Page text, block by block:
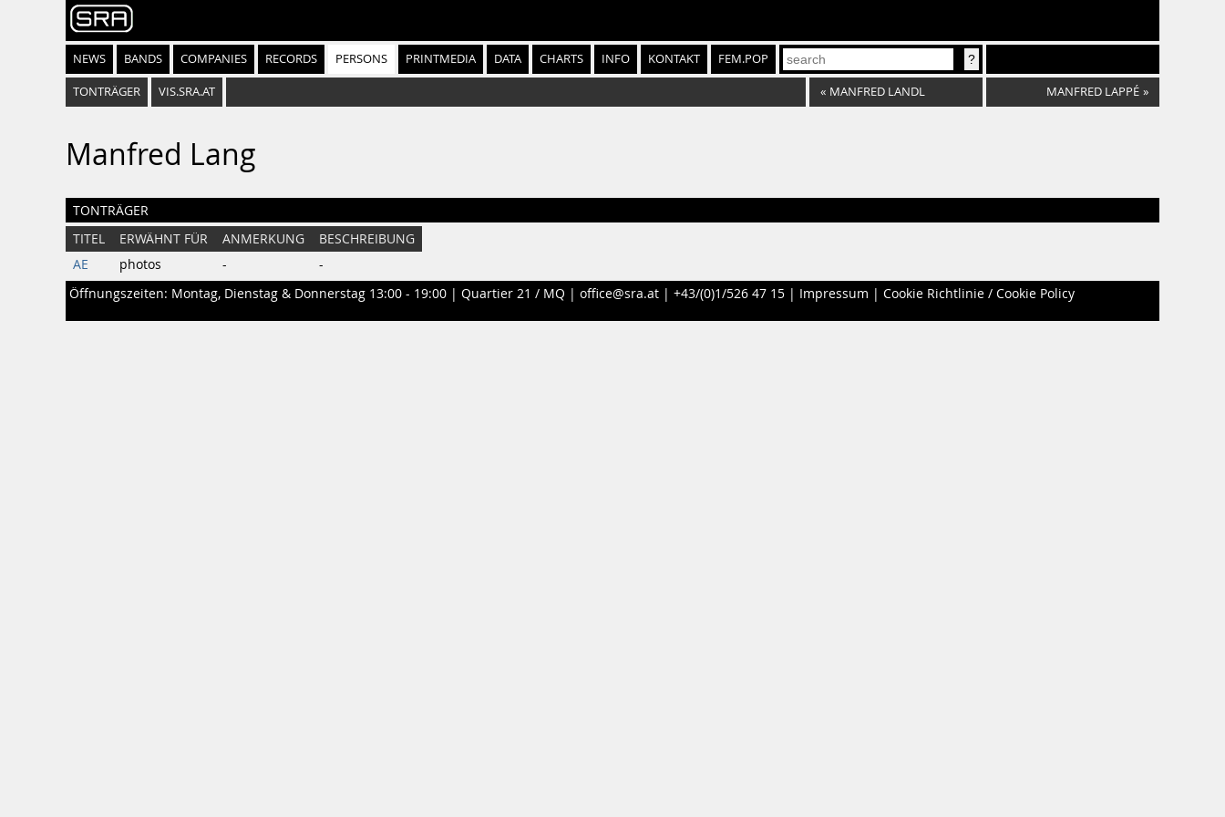
NEWS BANDS COMPANIES RECORDS PERSONS PRINTMEDIA DATA CHARTS INFO KONTAKT FEM.POP
TONTRÄGER VIS.SRA.AT « MANFRED LANDL MANFRED LAPPÉ »
Manfred Lang
TONTRÄGER
TITEL ERWÄHNT FÜR ANMERKUNG
BESCHREIBUNG
AE
photos -
-
Öffnungszeiten: Montag, Dienstag & Donnerstag 13:00 - 19:00 | Quartier 21 / MQ | office@sra.at | +43/(0)1/526 47 15 | Impressum | Cookie Richtlinie / Cookie Policy